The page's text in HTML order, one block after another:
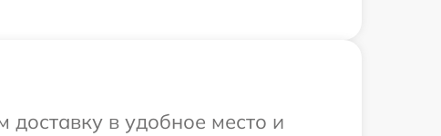
в удобное место и